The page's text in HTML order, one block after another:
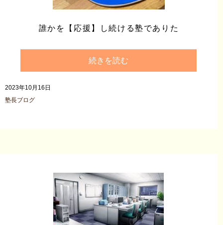
誰かを【応援】し続ける塾でありた
続きを読む
2023年10月16日
塾長ブログ